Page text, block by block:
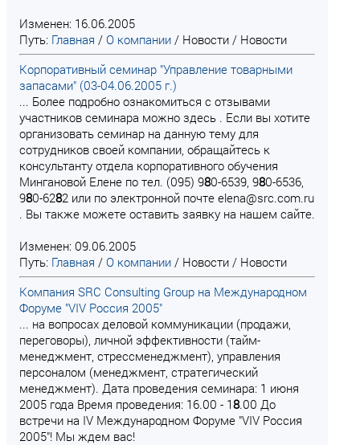
Изменен: 16.06.2005
Путь: Главная / О компании / Новости / Новости
Корпоративный семинар "Управление товарными
запасами" (03-04.06.2005 г.)
... Более подробно ознакомиться с отзывами
участников семинара можно здесь . Если вы хотите
организовать семинар на данную тему для
сотрудников своей компании, обращайтесь к
консультанту отдела корпоративного обучения
Мингановой Елене по тел. (095) 980-6539, 980-6536,
980-6282 или по электронной почте elena@src.com.ru
. Вы также можете оставить заявку на нашем сайте.
Изменен: 09.06.2005
Путь: Главная / О компании / Новости / Новости
Компания SRC Consulting Group на Международном
Форуме "VIV Россия 2005"
... на вопросах деловой коммуникации (продажи,
переговоры), личной эффективности (тайм-
менеджмент, стрессменеджмент), управления
персоналом (менеджмент, стратегический
менеджмент). Дата проведения семинара: 1 июня
2005 года Время проведения: 16.00 - 18.00 До
встречи на IV Международном Форуме "VIV Россия
2005"! Мы ждем вас!